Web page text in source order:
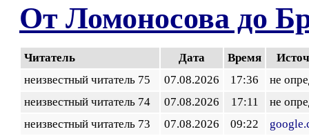
От Ломоносова до
Читатель Дата Время
неизвестный читатель 75
07.08.2026 17:36
не
неизвестный читатель 74
07.08.2026 17:11
не
неизвестный читатель 73
07.08.2026 09:22